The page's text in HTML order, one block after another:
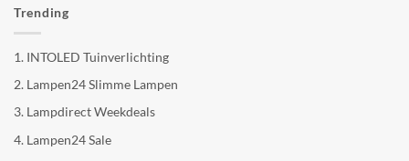
Trending
1. INTOLED Tuinverlichting
2. Lampen24 Slimme Lampen
3. Lampdirect Weekdeals
4. Lampen24 Sale